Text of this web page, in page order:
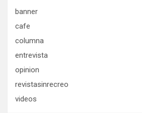
banner
cafe
columna
entrevista
opinion
revistasinrecreo
videos